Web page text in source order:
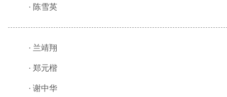
· 陈雪英
· 兰靖翔
· 郑元楷
· 谢中华